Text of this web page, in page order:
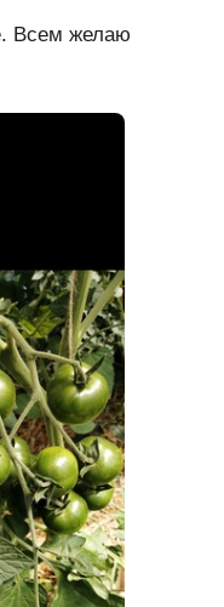
Всем желаю